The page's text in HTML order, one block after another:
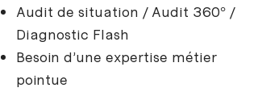
Audit de situation / Audit 360° /
Diagnostic Flash
Besoin d’une expertise métier
pointue